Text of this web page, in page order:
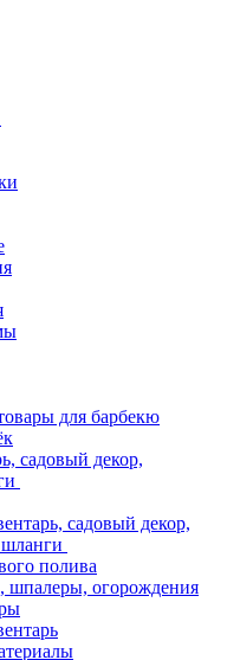
для барбекю
садовый декор,
садовый декор,
полива
шпалеры, огорождения